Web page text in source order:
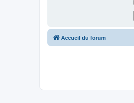
Accueil du forum